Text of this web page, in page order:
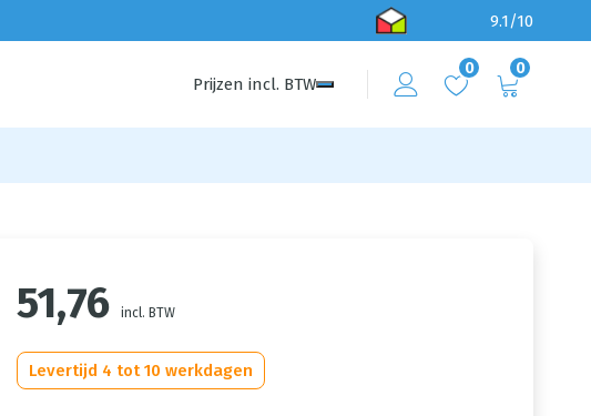
9.1/10
Prijzen incl. BTW
0 0
51,76 incl. BTW
Levertijd 4 tot 10 werkdagen